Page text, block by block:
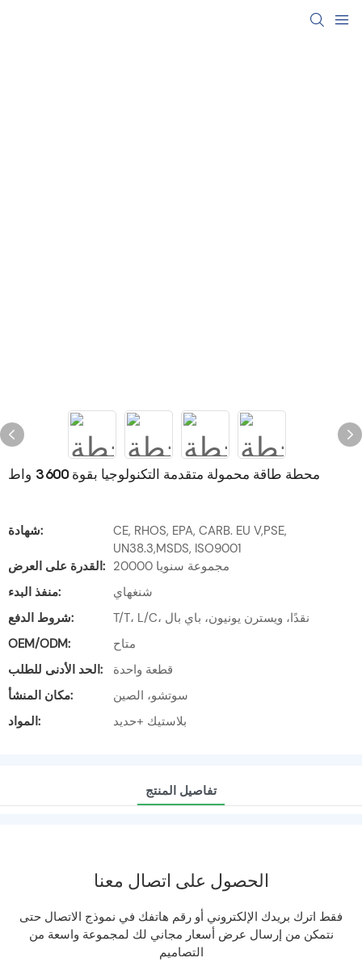
محطة طاقة محمولة متقدمة التكنولوجيا بقوة 3600 واط
شهادة:
CE, RHOS, EPA, CARB. EU V,PSE,
UN38.3,MSDS, ISO9001
القدرة على العرض:
20000 مجموعة سنويا
منفذ البدء:
شنغهاي
شروط الدفع:
T/T، L/C، نقدًا، ويسترن يونيون، باي بال
OEM/ODM:
متاح
الحد الأدنى للطلب:
قطعة واحدة
مكان المنشأ:
سوتشو، الصين
المواد:
بلاستيك +حديد
تفاصيل المنتج
الحصول على اتصال معنا
فقط اترك بريدك الإلكتروني أو رقم هاتفك في نموذج الاتصال حتى
نتمكن من إرسال عرض أسعار مجاني لك لمجموعة واسعة من
التصاميم